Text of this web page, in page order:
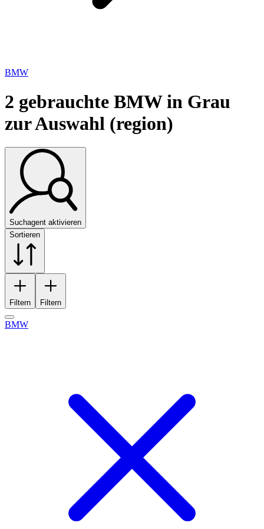
BMW
2 gebrauchte BMW in Grau
zur Auswahl (region)
Suchagent aktivieren
Sortieren
Filtern Filtern
BMW